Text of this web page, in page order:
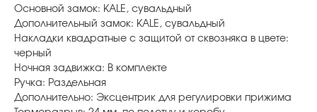
Основной замок: KALE, сувальдный
Дополнительный замок: KALE, сувальдный
Накладки квадратные с защитой от сквозняка в цвете:
черный
Ночная задвижка: В комплекте
Ручка: Раздельная
Дополнительно: Эксцентрик для регулировки прижима